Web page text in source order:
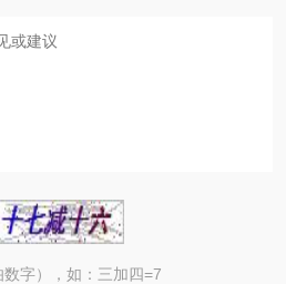
字），如：三加四=7